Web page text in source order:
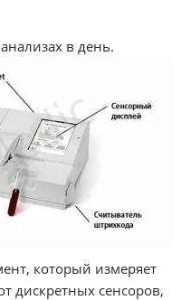
в день.
который измеряет
дискретных сенсоров,